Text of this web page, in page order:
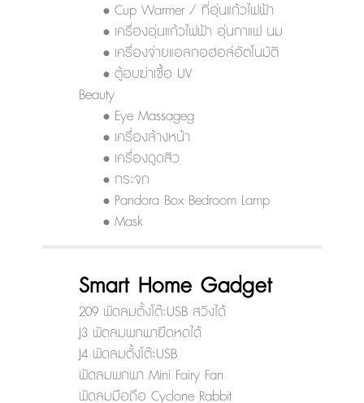
• Cup Warmer / ที่อุ่นแก้วไฟฟ้า
• เครื่องอุ่นแก้วไฟฟ้า อุ่นกาแฟ นม
• เครื่องจ่ายแอลกอฮอล์อัตโนมัติ
• ตู้อบฆ่าเชื้อ UV
Beauty
• Eye Massageg
• เครื่องล้างหน้า
• เครื่องดูดสิว
• กระจก
• Pandora Box Bedroom Lamp
• Mask
Smart Home Gadget
209 พัดลมตั้งโต๊ะUSB สวิงได้
J3 พัดลมพกพายืดหดได้
J4 พัดลมตั้งโต๊ะUSB
พัดลมพกพา Mini Fairy Fan
พัดลมมือถือ Cyclone Rabbit